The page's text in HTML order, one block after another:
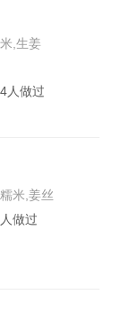
,生姜
人做过
米,姜丝
做过